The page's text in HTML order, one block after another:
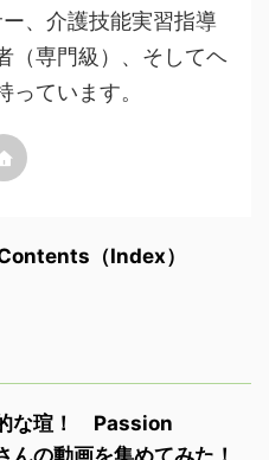
、介護技能実習指導
（専門級）、そしてヘ
っています。
（Index）
な瑄！ Passion